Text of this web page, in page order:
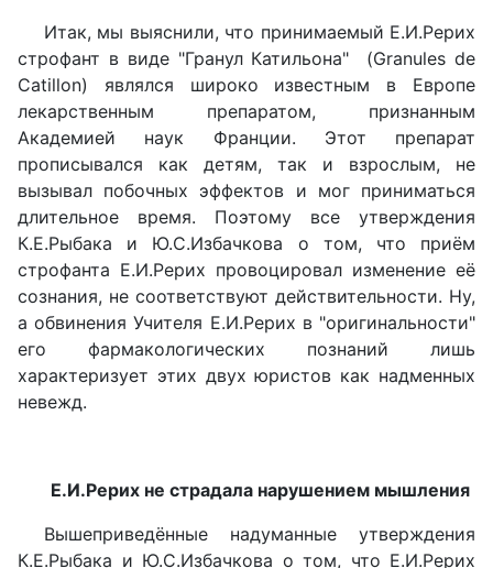
Итак, мы выяснили, что принимаемый Е.И.Рерих
строфант в виде "Гранул Катильона" (Granules de
Catillon) являлся широко известным в Европе
лекарственным препаратом, признанным
Академией наук Франции. Этот препарат
прописывался как детям, так и взрослым, не
вызывал побочных эффектов и мог приниматься
длительное время. Поэтому все утверждения
К.Е.Рыбака и Ю.С.Избачкова о том, что приём
строфанта Е.И.Рерих провоцировал изменение её
сознания, не соответствуют действительности. Ну,
а обвинения Учителя Е.И.Рерих в "оригинальности"
его фармакологических познаний лишь
характеризует этих двух юристов как надменных
невежд.
Е.И.Рерих не страдала нарушением мышления
Вышеприведённые надуманные утверждения
К.Е.Рыбака и Ю.С.Избачкова о том, что Е.И.Рерих